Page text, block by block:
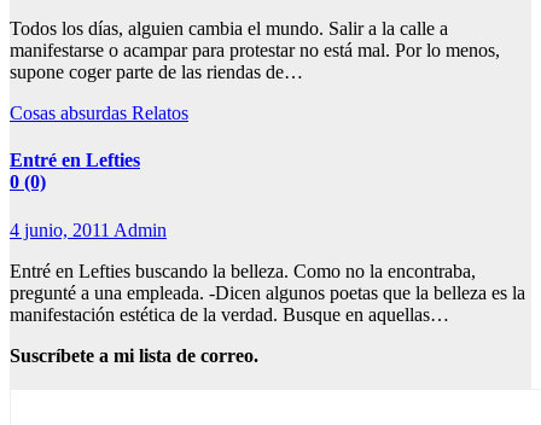
Todos los días, alguien cambia el mundo. Salir a la calle a
manifestarse o acampar para protestar no está mal. Por lo menos,
supone coger parte de las riendas de…
Cosas absurdas Relatos
Entré en Lefties
0 (0)
4 junio, 2011 Admin
Entré en Lefties buscando la belleza. Como no la encontraba,
pregunté a una empleada. -Dicen algunos poetas que la belleza es la
manifestación estética de la verdad. Busque en aquellas…
Suscríbete a mi lista de correo.